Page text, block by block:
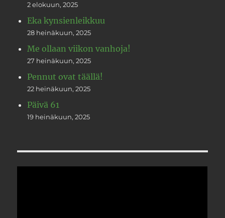
2 elokuun, 2025
Eka kynsienleikkuu
28 heinäkuun, 2025
Me ollaan viikon vanhoja!
27 heinäkuun, 2025
Pennut ovat täällä!
22 heinäkuun, 2025
Päivä 61
19 heinäkuun, 2025